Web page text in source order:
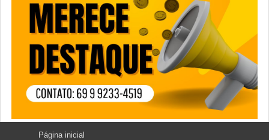
Página inicial